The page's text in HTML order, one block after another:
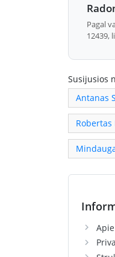
Pagal
12439,
Susijusios
Antanas
Robertas